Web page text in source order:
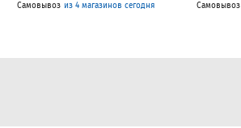
Самовывоз из 4 магазинов сегодня Самовывоз